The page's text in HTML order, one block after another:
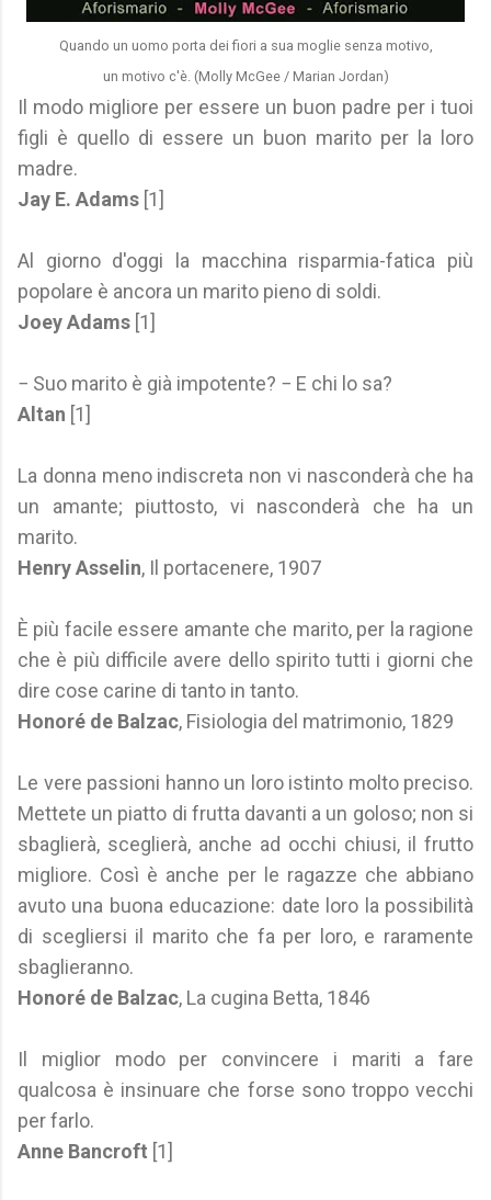
Quando un uomo porta dei fiori a sua moglie senza motivo,
un motivo c'è. (Molly McGee / Marian Jordan)
Il modo migliore per essere un buon padre per i tuoi
figli è quello di essere un buon marito per la loro
madre.
Jay E. Adams [1]
Al giorno d'oggi la macchina risparmia-fatica più
popolare è ancora un marito pieno di soldi.
Joey Adams [1]
− Suo marito è già impotente? − E chi lo sa?
Altan [1]
La donna meno indiscreta non vi nasconderà che ha
un amante; piuttosto, vi nasconderà che ha un
marito.
Henry Asselin, Il portacenere, 1907
È più facile essere amante che marito, per la ragione
che è più difficile avere dello spirito tutti i giorni che
dire cose carine di tanto in tanto.
Honoré de Balzac, Fisiologia del matrimonio, 1829
Le vere passioni hanno un loro istinto molto preciso.
Mettete un piatto di frutta davanti a un goloso; non si
sbaglierà, sceglierà, anche ad occhi chiusi, il frutto
migliore. Così è anche per le ragazze che abbiano
avuto una buona educazione: date loro la possibilità
di scegliersi il marito che fa per loro, e raramente
sbaglieranno.
Honoré de Balzac, La cugina Betta, 1846
Il miglior modo per convincere i mariti a fare
qualcosa è insinuare che forse sono troppo vecchi
per farlo.
Anne Bancroft [1]